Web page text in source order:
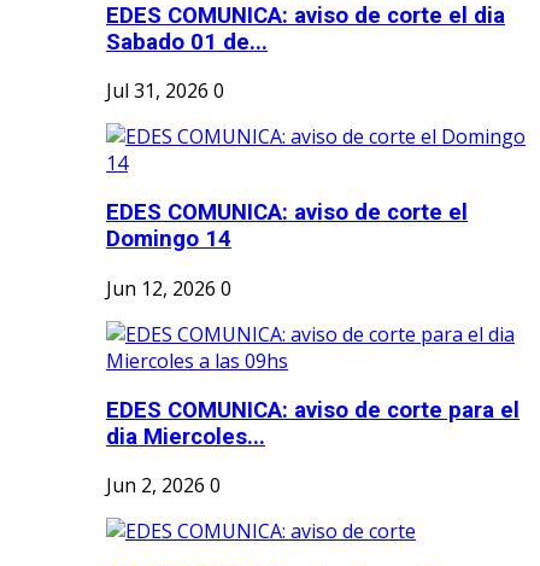
EDES COMUNICA: aviso de corte el dia
Sabado 01 de...
Jul 31, 2026 0
EDES COMUNICA: aviso de corte el
Domingo 14
Jun 12, 2026 0
EDES COMUNICA: aviso de corte para el
dia Miercoles...
Jun 2, 2026 0